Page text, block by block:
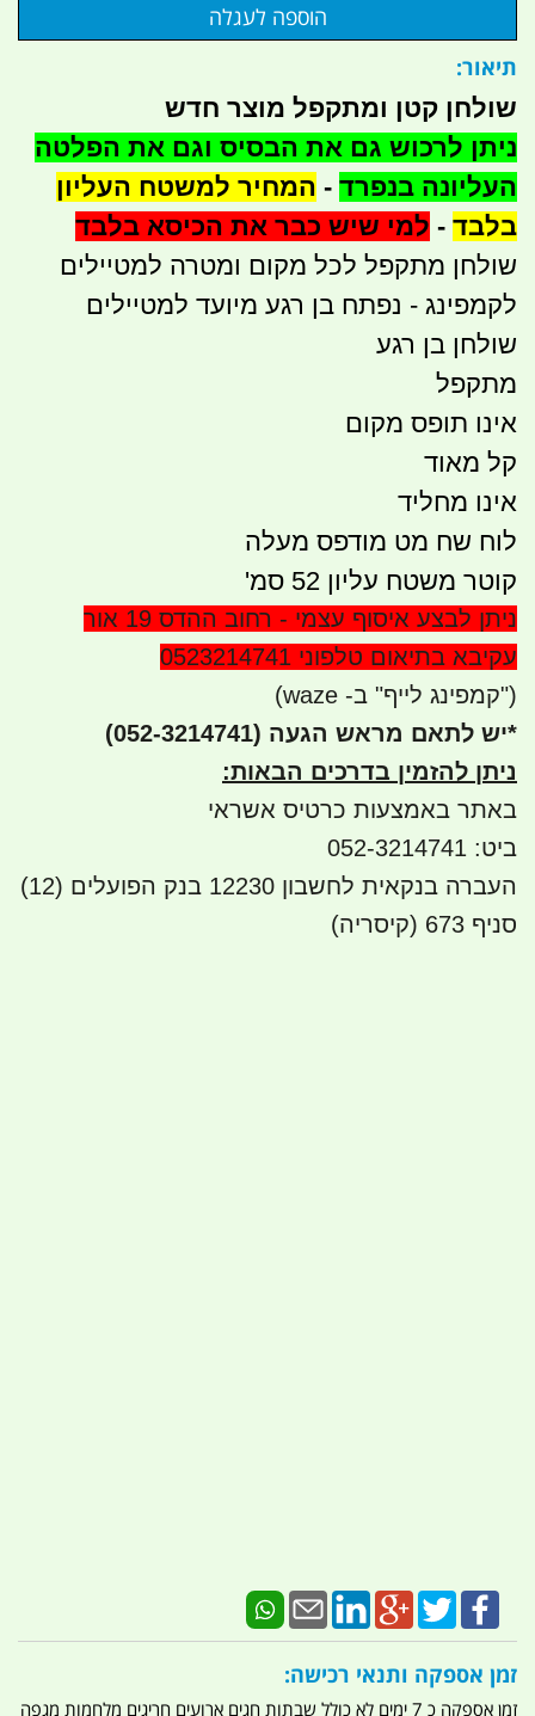
תיאור:
שולחן קטן ומתקפל מוצר חדש
ניתן לרכוש גם את הבסיס וגם את הפלטה
העליונה בנפרד - המחיר למשטח העליון
בלבד - למי שיש כבר את הכיסא בלבד
שולחן מתקפל לכל מקום ומטרה למטיילים
לקמפינג - נפתח בן רגע מיועד למטיילים
שולחן בן רגע
מתקפל
אינו תופס מקום
קל מאוד
אינו מחליד
לוח שח מט מודפס מעלה
קוטר משטח עליון 52 סמ'
ניתן לבצע איסוף עצמי - רחוב ההדס 19 אור
עקיבא בתיאום טלפוני 0523214741
("קמפינג לייף" ב- waze)
*יש לתאם מראש הגעה (052-3214741)
ניתן להזמין בדרכים הבאות:
באתר באמצעות כרטיס אשראי
ביט: 052-3214741
העברה בנקאית לחשבון 12230 בנק הפועלים (12)
סניף 673 (קיסריה)
זמן אספקה ותנאי רכישה:
זמן אספקה כ 7 ימים לא כולל שבתות חגים ארועים חריגים מלחמות מגפה